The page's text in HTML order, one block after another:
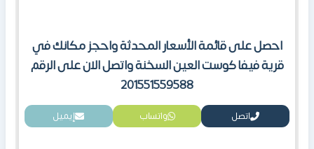
احصل على قائمة الأسعار المحدثة واحجز مكانك في
قرية فيفا كوست العين السخنة واتصل الان على الرقم
201551559588
اتصل واتساب إيميل